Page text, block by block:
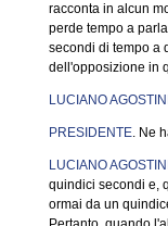
racconta in alcun
perde tempo a
secondi di tempo a
dell'opposizione in
LUCIANO AGOSTINI
PRESIDENTE. Ne
LUCIANO AGOSTINI
quindici secondi e,
ormai da un